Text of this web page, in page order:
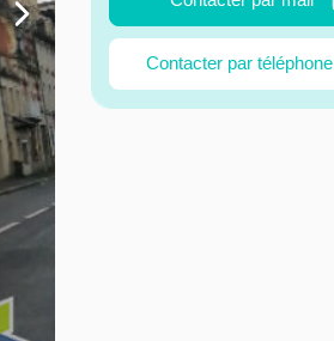
Contacter par téléphone